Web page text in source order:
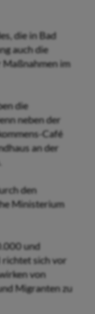
die in Bad
auch die
im
die
neben der
Café
an der
den
Ministerium
und
richtet sich vor
von
Migranten zu